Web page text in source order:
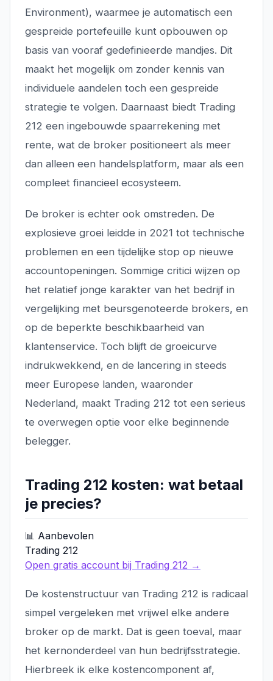
Environment), waarmee je automatisch een
gespreide portefeuille kunt opbouwen op
basis van vooraf gedefinieerde mandjes. Dit
maakt het mogelijk om zonder kennis van
individuele aandelen toch een gespreide
strategie te volgen. Daarnaast biedt Trading
212 een ingebouwde spaarrekening met
rente, wat de broker positioneert als meer
dan alleen een handelsplatform, maar als een
compleet financieel ecosysteem.
De broker is echter ook omstreden. De
explosieve groei leidde in 2021 tot technische
problemen en een tijdelijke stop op nieuwe
accountopeningen. Sommige critici wijzen op
het relatief jonge karakter van het bedrijf in
vergelijking met beursgenoteerde brokers, en
op de beperkte beschikbaarheid van
klantenservice. Toch blijft de groeicurve
indrukwekkend, en de lancering in steeds
meer Europese landen, waaronder
Nederland, maakt Trading 212 tot een serieus
te overwegen optie voor elke beginnende
belegger.
Trading 212 kosten: wat betaal
je precies?
📊 Aanbevolen
Trading 212
Open gratis account bij Trading 212 →
De kostenstructuur van Trading 212 is radicaal
simpel vergeleken met vrijwel elke andere
broker op de markt. Dat is geen toeval, maar
het kernonderdeel van hun bedrijfsstrategie.
Hierbreek ik elke kostencomponent af,